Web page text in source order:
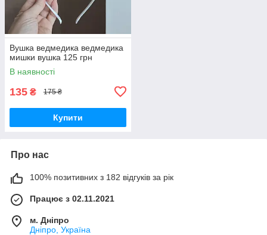
Вушка ведмедика ведмедика
мишки вушка 125 грн
В наявності
135 ₴ 175 ₴
Купити
Про нас
100% позитивних з 182 відгуків за рік
Працює з 02.11.2021
м. Дніпро
Дніпро, Україна